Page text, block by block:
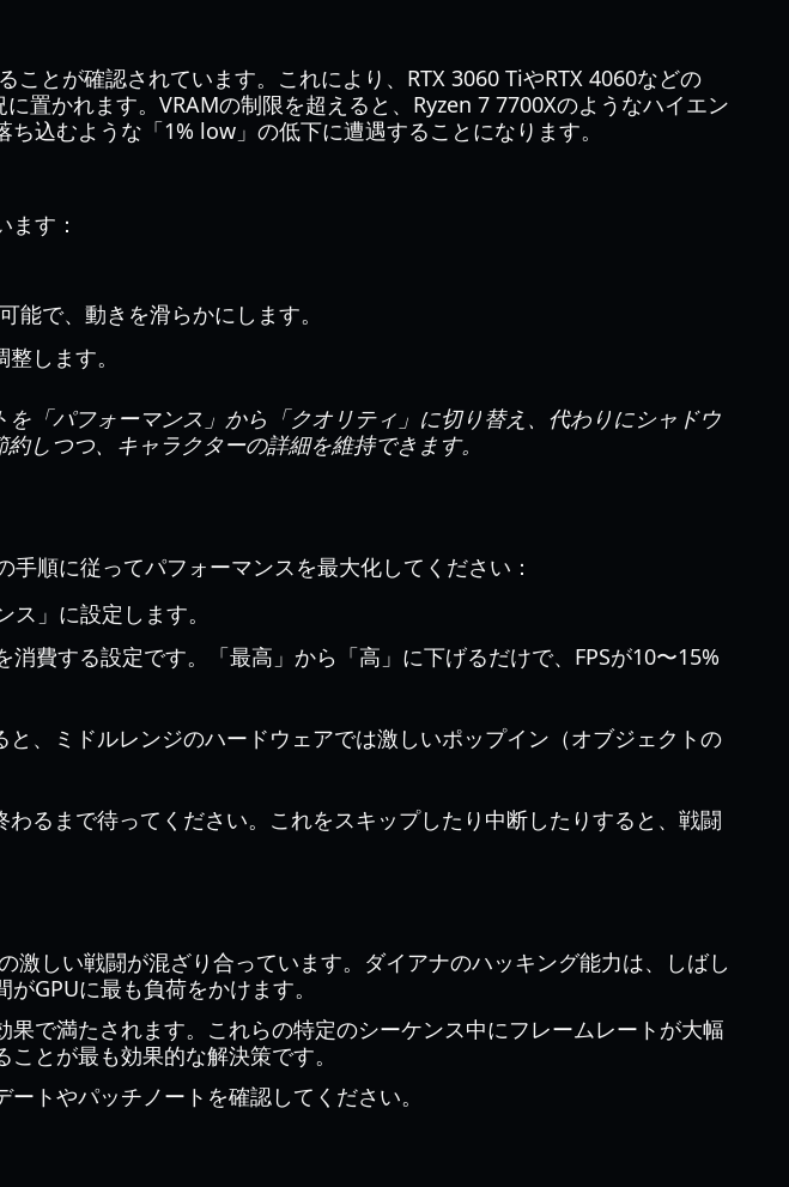
ことが確認されています。これにより、RTX 3060 TiやRTX 4060などの
置かれます。VRAMの制限を超えると、Ryzen 7 7700Xのようなハイエン
込むような「1% low」の低下に遭遇することになります。
す：
能で、動きを滑らかにします。
します。
「パフォーマンス」から「クオリティ」に切り替え、代わりにシャドウ
しつつ、キャラクターの詳細を維持できます。
順に従ってパフォーマンスを最大化してください：
」に設定します。
費する設定です。「最高」から「高」に下げるだけで、FPSが10〜15%
、ミドルレンジのハードウェアでは激しいポップイン（オブジェクトの
るまで待ってください。これをスキップしたり中断したりすると、戦闘
しい戦闘が混ざり合っています。ダイアナのハッキング能力は、しばし
GPUに最も負荷をかけます。
で満たされます。これらの特定のシーケンス中にフレームレートが大幅
ことが最も効果的な解決策です。
ートやパッチノートを確認してください。